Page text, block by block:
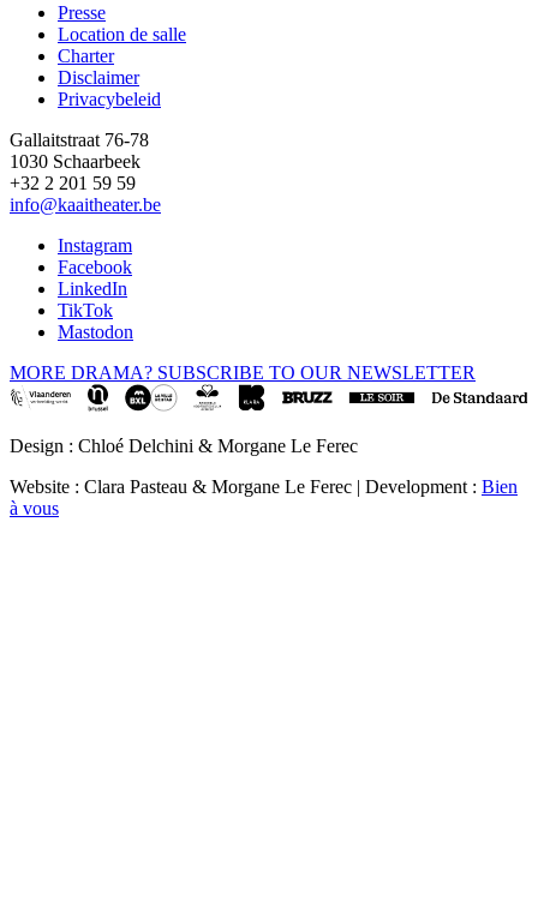
Footer
Presse
Location de salle
Charter
Disclaimer
Privacybeleid
Gallaitstraat 76-78
1030 Schaarbeek
+32 2 201 59 59
info@kaaitheater.be
Instagram
Facebook
LinkedIn
TikTok
Mastodon
MORE DRAMA? SUBSCRIBE TO OUR NEWSLETTER
Design : Chloé Delchini & Morgane Le Ferec
Website : Clara Pasteau & Morgane Le Ferec | Development : Bien
à vous